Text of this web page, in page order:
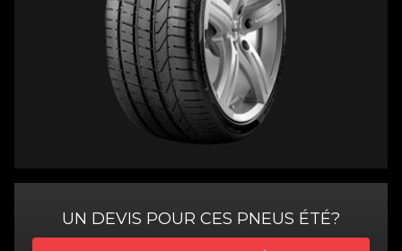
UN DEVIS POUR CES PNEUS ÉTÉ?